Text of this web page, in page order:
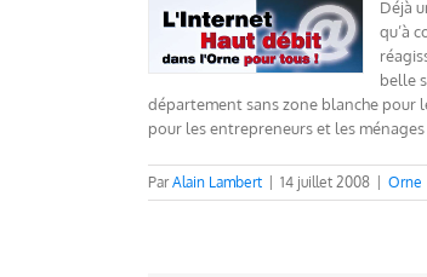
Déjà
qu’à
belle
département sans zone blanche pour
pour les entrepreneurs et les
ParAlain Lambert 14 juillet 2008 Orne